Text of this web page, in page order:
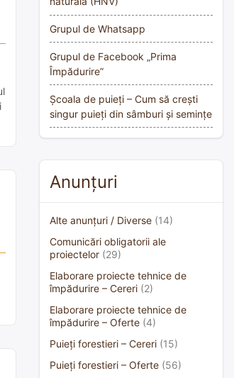
Grupul de Whatsapp
Grupul de Facebook „Prima
Împădurire”
Școala de puieți – Cum să crești
singur puieți din sâmburi și semințe
Anunțuri
Alte anunțuri / Diverse (14)
Comunicări obligatorii ale
proiectelor (29)
Elaborare proiecte tehnice de
împădurire – Cereri (2)
Elaborare proiecte tehnice de
împădurire – Oferte (4)
Puieți forestieri – Cereri (15)
Puieți forestieri – Oferte (56)